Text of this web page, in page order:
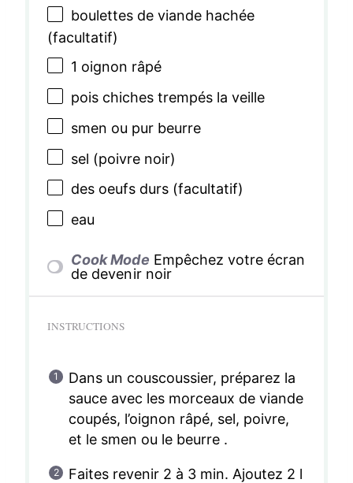
boulettes de viande hachée
(facultatif)
1 oignon râpé
pois chiches trempés la veille
smen ou pur beurre
sel (poivre noir)
des oeufs durs (facultatif)
eau
Cook Mode Empêchez votre écran
de devenir noir
INSTRUCTIONS
Dans un couscoussier, préparez la
sauce avec les morceaux de viande
coupés, l’oignon râpé, sel, poivre,
et le smen ou le beurre .
Faites revenir 2 à 3 min. Ajoutez 2 l